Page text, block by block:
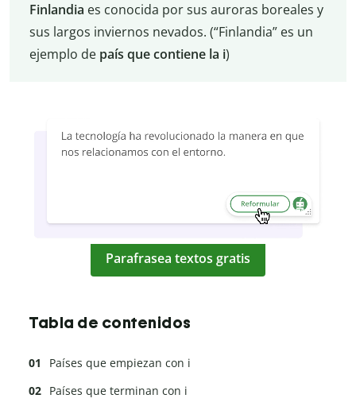
Finlandia es conocida por sus auroras boreales y
sus largos inviernos nevados. (“Finlandia” es un
ejemplo de país que contiene la i)
Parafrasea textos gratis
Tabla de contenidos
Países que empiezan con i
Países que terminan con i